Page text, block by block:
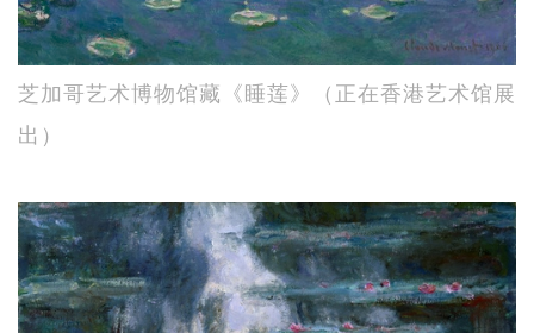
芝加哥艺术博物馆藏《睡莲》（正在香港艺术馆展
出）